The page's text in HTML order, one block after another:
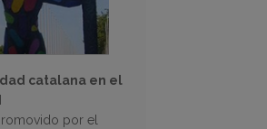
catalana en el
por el